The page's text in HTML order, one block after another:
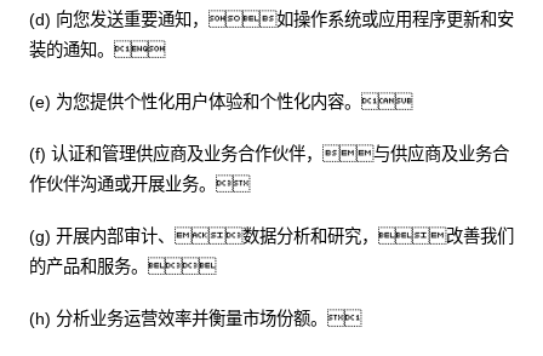
(d) 向您发送重要通知，如操作系统或应用程序更新和安
装的通知。
(e) 为您提供个性化用户体验和个性化内容。
(f) 认证和管理供应商及业务合作伙伴，与供应商及业务合
作伙伴沟通或开展业务。
(g) 开展内部审计、数据分析和研究，改善我们
的产品和服务。
(h) 分析业务运营效率并衡量市场份额。